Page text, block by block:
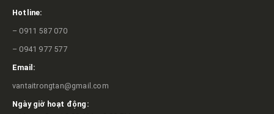
Hotline:
– 0911 587 070
– 0941 977 577
Email:
vantaitrongtan@gmail.com
Ngày giờ hoạt động: